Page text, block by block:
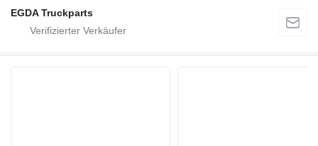
EGDA Truckparts